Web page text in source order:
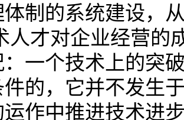
体制的系统建设，
人才对企业经营的
一个技术上的突
的，它并不发生
作中推进技术进